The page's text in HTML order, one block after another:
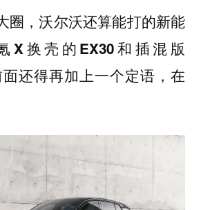
圈，沃尔沃还算能打的新能
X换壳的EX30和插混版
还得再加上一个定语，在